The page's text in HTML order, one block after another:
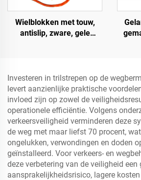
Wielblokken met touw,
antislip, zware, gele
camperwagens
Investeren in trilstrepen op de
levert aanzienlijke praktische
invloed zijn op zowel de
operationele efficiëntie. Volgens
verkeersveiligheid verminderen deze
de weg met maar liefst 70 procent,
ongelukken, verwondingen en doden
geïnstalleerd. Voor verkeers- en
deze verbetering van de veiligheid een
aansprakelijkheidsrisico, lagere